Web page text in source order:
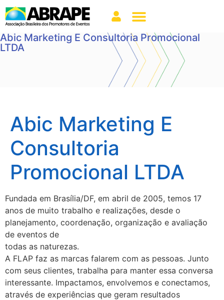
Abic Marketing E Consultoria Promocional
LTDA
Abic Marketing E
Consultoria
Promocional LTDA
Fundada em Brasília/DF, em abril de 2005, temos 17
anos de muito trabalho e realizações, desde o
planejamento, coordenação, organização e avaliação
de eventos de
todas as naturezas.
A FLAP faz as marcas falarem com as pessoas. Junto
com seus clientes, trabalha para manter essa conversa
interessante. Impactamos, envolvemos e conectamos,
através de experiências que geram resultados